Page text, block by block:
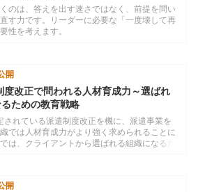
のは、答えを出す速さではなく、前提を問い
す力です。リーダーに必要な「一度壊して再
性を考えます。
開
度改正で問われる人材育成力～選ばれ
ための教育戦略
されている派遣制度改正を機に、派遣事業を
では人材育成力がより強く求められることに
は、クライアントから選ばれる組織になるた
開